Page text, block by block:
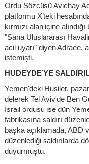
Ordu Sözcüsü Avichay
platformu X’teki
kırmızı alan içine
"Sana Uluslararası
acil uyarı" diyen Adraee,
istemişti.
HUDEYDE’YE
Yemen'deki Husiler,
delerek Tel Aviv'de Ben
İsrail ordusu ise dün
fabrikasına saldırı
başka açıklamada, ABD
düzenlediği saldırılarda
duyurmuştu.